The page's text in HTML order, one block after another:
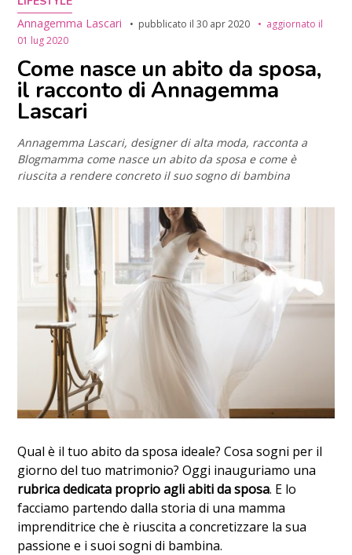
Annagemma Lascari
pubblicato il30 apr 2020
aggiornato il
01 lug 2020
Come nasce un abito da sposa,
il racconto di Annagemma
Lascari
Annagemma Lascari, designer di alta moda, racconta a
Blogmamma come nasce un abito da sposa e come è
riuscita a rendere concreto il suo sogno di bambina
Qual è il tuo abito da sposa ideale? Cosa sogni per il
giorno del tuo matrimonio? Oggi inauguriamo una
rubrica dedicata proprio agli abiti da sposa. E lo
facciamo partendo dalla storia di una mamma
imprenditrice che è riuscita a concretizzare la sua
passione e i suoi sogni di bambina.